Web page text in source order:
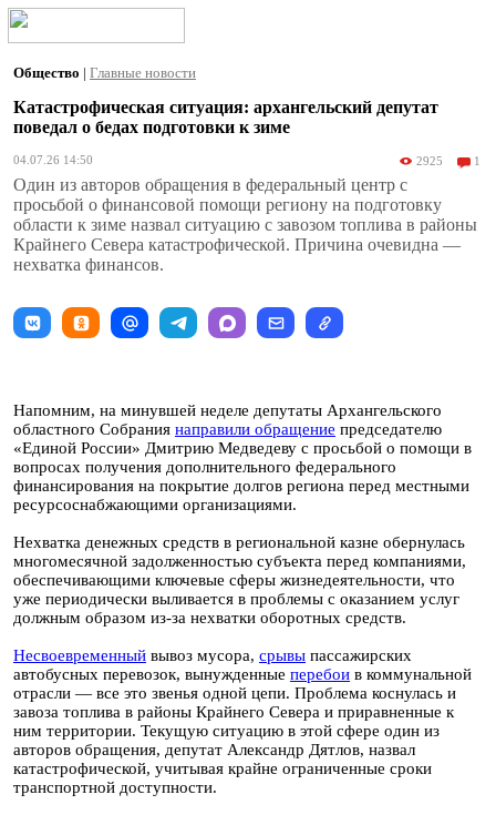
Общество | Главные новости
Катастрофическая ситуация: архангельский депутат
поведал о бедах подготовки к зиме
04.07.26 14:50 2925 1
Один из авторов обращения в федеральный центр с
просьбой о финансовой помощи региону на подготовку
области к зиме назвал ситуацию с завозом топлива в районы
Крайнего Севера катастрофической. Причина очевидна —
нехватка финансов.
Напомним, на минувшей неделе депутаты Архангельского
областного Собрания направили обращение председателю
«Единой России» Дмитрию Медведеву с просьбой о помощи в
вопросах получения дополнительного федерального
финансирования на покрытие долгов региона перед местными
ресурсоснабжающими организациями.
Нехватка денежных средств в региональной казне обернулась
многомесячной задолженностью субъекта перед компаниями,
обеспечивающими ключевые сферы жизнедеятельности, что
уже периодически выливается в проблемы с оказанием услуг
должным образом из-за нехватки оборотных средств.
Несвоевременный вывоз мусора, срывы пассажирских
автобусных перевозок, вынужденные перебои в коммунальной
отрасли — все это звенья одной цепи. Проблема коснулась и
завоза топлива в районы Крайнего Севера и приравненные к
ним территории. Текущую ситуацию в этой сфере один из
авторов обращения, депутат Александр Дятлов, назвал
катастрофической, учитывая крайне ограниченные сроки
транспортной доступности.